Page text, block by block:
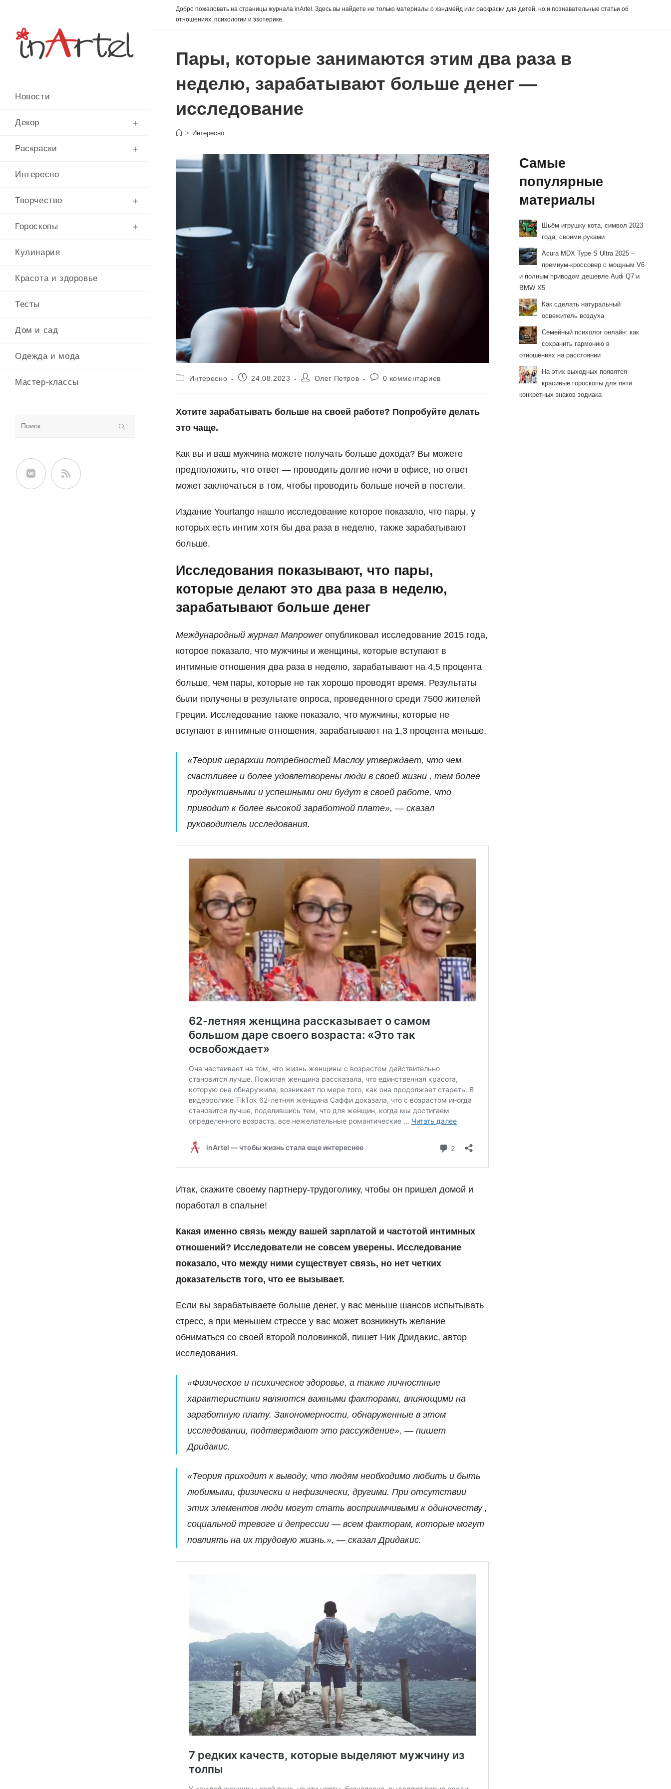
ПерейтиДобро пожаловать на страницы журнала inArtel. Здесь вы найдете не только материалы о хэндмейд или раскраски для детей, но и познавательные статьи об
отношениях, психологии и эзотерике.
Новости
Декор
Раскраски
Интересно
Творчество
Гороскопы
Кулинария
Красота и здоровье
Тесты
Дом и сад
Одежда и мода
Мастер-классы
сайте
Пары, которые занимаются этим два раза в
неделю, зарабатывают больше денег —
исследование
> Интересно
РубрикаИнтересно
Запись24.08.2023
АвторОлег Петров
Комментарии
0 комментариев
Хотите зарабатывать больше на своей работе? Попробуйте делать
это чаще.
Как вы и ваш мужчина можете получать больше дохода? Вы можете
предположить, что ответ — проводить долгие ночи в офисе, но ответ
может заключаться в том, чтобы проводить больше ночей в постели.
Издание Yourtango нашло исследование которое показало, что пары, у
которых есть интим хотя бы два раза в неделю, также зарабатывают
больше.
Исследования показывают, что пары,
которые делают это два раза в неделю,
зарабатывают больше денег
Международный журнал Manpowerопубликовал исследование 2015 года,
которое показало, что мужчины и женщины, которые вступают в
интимные отношения два раза в неделю, зарабатывают на 4,5 процента
больше, чем пары, которые не так хорошо проводят время. Результаты
были получены в результате опроса, проведенного среди 7500 жителей
Греции. Исследование также показало, что мужчины, которые не
вступают в интимные отношения, зарабатывают на 1,3 процента меньше.
«Теория иерархии потребностей Маслоу утверждает, что чем
счастливее и более удовлетворены люди в своей жизни , тем более
продуктивными и успешными они будут в своей работе, что
приводит к более высокой заработной плате», — сказал
руководитель исследования.
Итак, скажите своему партнеру-трудоголику, чтобы он пришел домой и
поработал в спальне!
Какая именно связь между вашей зарплатой и частотой интимных
отношений? Исследователи не совсем уверены. Исследование
показало, что между ними существует связь, но нет четких
доказательств того, что ее вызывает.
Если вы зарабатываете больше денег, у вас меньше шансов испытывать
стресс, а при меньшем стрессе у вас может возникнуть желание
обниматься со своей второй половинкой, пишет Ник Дридакис, автор
исследования.
«Физическое и психическое здоровье, а также личностные
характеристики являются важными факторами, влияющими на
заработную плату. Закономерности, обнаруженные в этом
исследовании, подтверждают это рассуждение», — пишет
Дридакис.
«Теория приходит к выводу, что людям необходимо любить и быть
любимыми, физически и нефизически, другими. При отсутствии
этих элементов люди могут стать восприимчивыми к одиночеству ,
социальной тревоге и депрессии — всем факторам, которые могут
повлиять на их трудовую жизнь.», — сказал Дридакис.
Самые
популярные
материалы
Шьём игрушку кота, символ 2023
года, своими руками
Acura MDX Type S Ultra 2025 –
премиум-кроссовер с мощным V6
и полным приводом дешевле Audi Q7 и
BMW X5
Как сделать натуральный
освежитель воздуха
Семейный психолог онлайн: как
сохранить гармонию в
отношениях на расстоянии
На этих выходных появятся
красивые гороскопы для пяти
конкретных знаков зодиака